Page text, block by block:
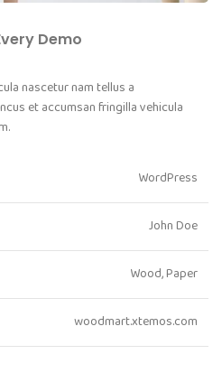
Demo
nascetur nam tellus a
et accumsan fringilla vehicula
WordPress
John Doe
Wood, Paper
woodmart.xtemos.com